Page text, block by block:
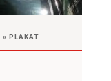
» PLAKAT